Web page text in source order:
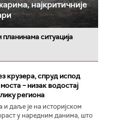
најкритичније
ситуација
крузера, спруд испод
– низак водостај
региона
и даље је на историјском
у наредним данима, што